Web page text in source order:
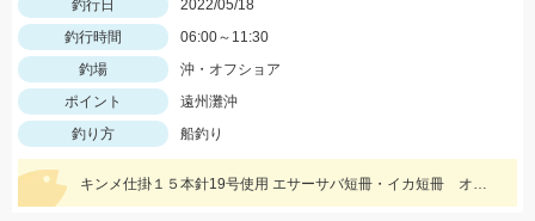
釣行日
2022/05/18
釣行時間
06:00～11:30
釣場
沖・オフショア
ポイント
遠州灘沖
釣り方
船釣り
キンメ仕掛１５本針19号使用 エサーサバ短冊・イカ短冊 オモリー２ｋｇ使用